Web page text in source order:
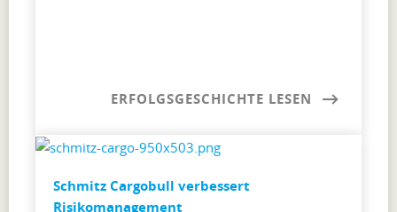
ERFOLGSGESCHICHTE LESEN
Schmitz Cargobull verbessert
Risikomanagement